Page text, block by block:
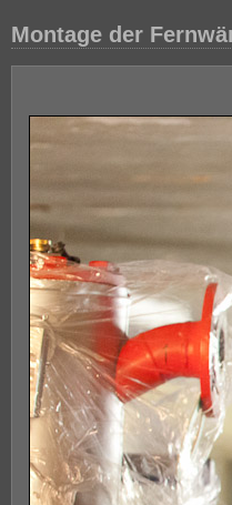
Montage der